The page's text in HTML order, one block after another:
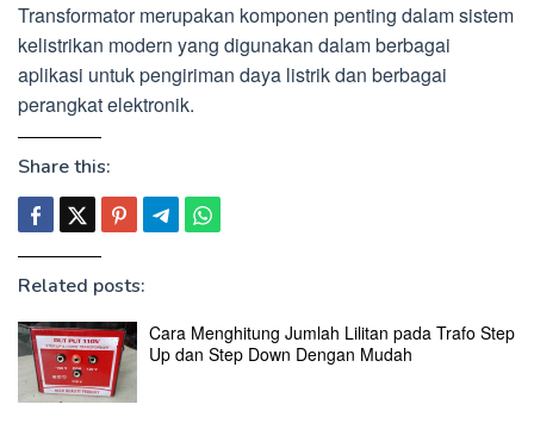
Transformator merupakan komponen penting dalam sistem
kelistrikan modern yang digunakan dalam berbagai
aplikasi untuk pengiriman daya listrik dan berbagai
perangkat elektronik.
Share this:
Related posts:
Cara Menghitung Jumlah Lilitan pada Trafo Step
Up dan Step Down Dengan Mudah